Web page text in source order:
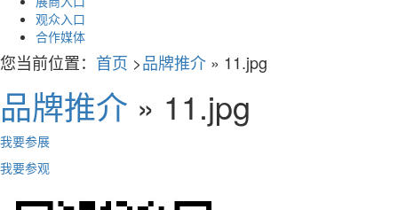
观众入口
合作媒体
您当前位置： 首页 >品牌推介 » 11.jpg
品牌推介 » 11.jpg
我要参展
我要参观